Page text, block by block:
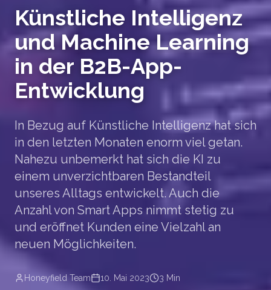
Künstliche Intelligenz
und Machine Learning
in der B2B-App-
Entwicklung
In Bezug auf Künstliche Intelligenz hat sich
in den letzten Monaten enorm viel getan.
Nahezu unbemerkt hat sich die KI zu
einem unverzichtbaren Bestandteil
unseres Alltags entwickelt. Auch die
Anzahl von Smart Apps nimmt stetig zu
und eröffnet Kunden eine Vielzahl an
neuen Möglichkeiten.
Honeyfield Team 10. Mai 2023 3 Min